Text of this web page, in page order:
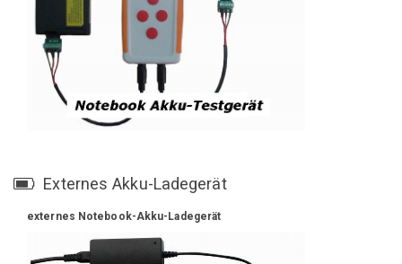
Ladegeraet"
Externes Akku-Ladegerät
externes Notebook-Akku-Ladegerät